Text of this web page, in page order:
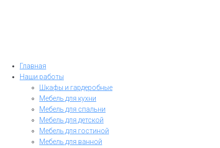
Меню
Главная
Наши работы
Шкафы и гардеробные
Мебель для кухни
Мебель для спальни
Мебель для детской
Мебель для гостиной
Мебель для ванной